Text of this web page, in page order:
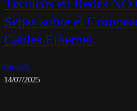
Técnicos en Redes NO
Sepas sobre el
Cables Ethernet
dacstyle
14/07/2025